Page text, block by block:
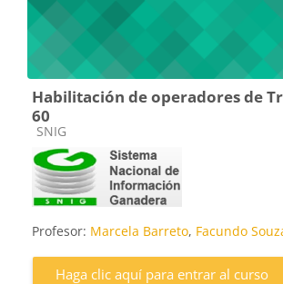
Habilitación de operadores de
60
Categoría de cursos
SNIG
Profesor: Marcela Barreto, Facundo
Haga clic aquí para entrar al curso